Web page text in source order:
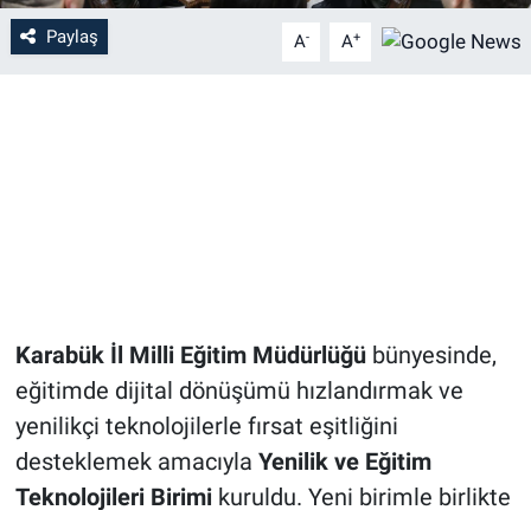
Paylaş A- A+
Karabük İl Milli Eğitim Müdürlüğübünyesinde,
eğitimde dijital dönüşümü hızlandırmak ve
yenilikçi teknolojilerle fırsat eşitliğini
desteklemek amacıyla Yenilik ve Eğitim
Teknolojileri Birimikuruldu. Yeni birimle birlikte